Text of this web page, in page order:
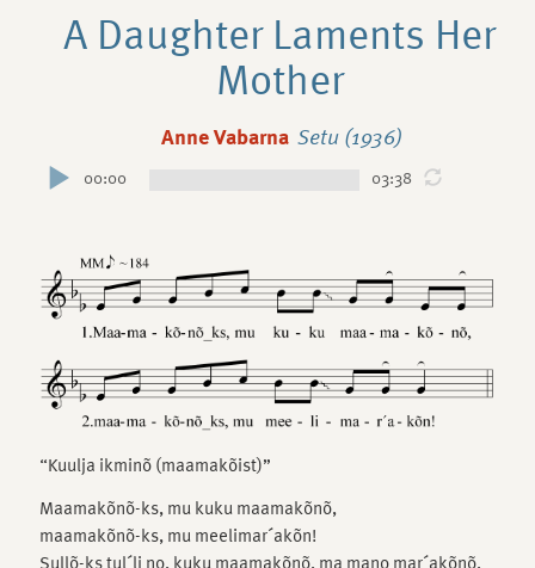
A Daughter Laments Her
Mother
Anne Vabarna Setu (1936)
00:00 03:38
“Kuulja ikminõ (maamakõist)”
Maamakõnõ-ks, mu kuku maamakõnõ,
maamakõnõ-ks, mu meelimar´akõn!
Sullõ-ks tul´li no, kuku maamakõnõ, ma mano mar´akõnõ,